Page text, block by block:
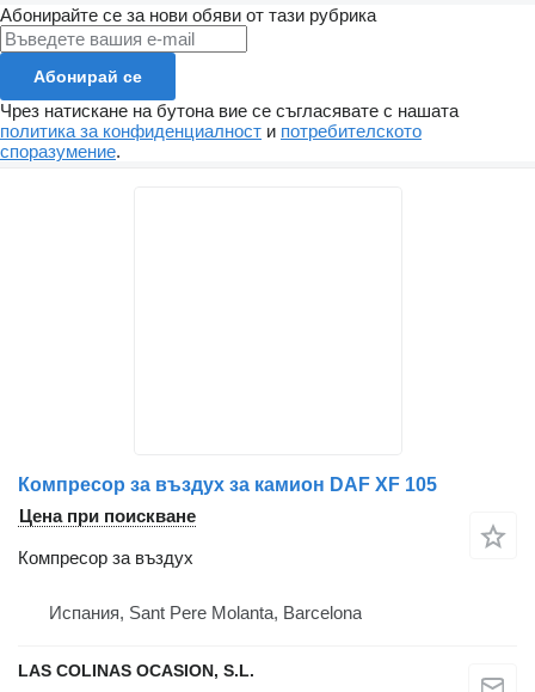
Абонирайте се за нови обяви от тази рубрика
Абонирай се
Чрез натискане на бутона вие се съгласявате с нашата
политика за конфиденциалност и потребителското
споразумение.
Компресор за въздух за камион DAF XF 105
Цена при поискване
Компресор за въздух
Испания, Sant Pere Molanta, Barcelona
LAS COLINAS OCASION, S.L.